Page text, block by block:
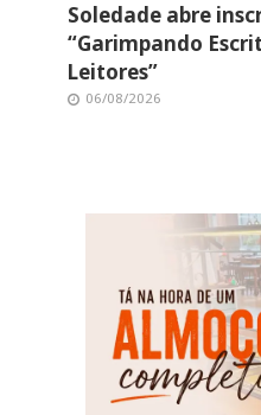
Soledade abre
“Garimpando
Leitores”
06/08/2026